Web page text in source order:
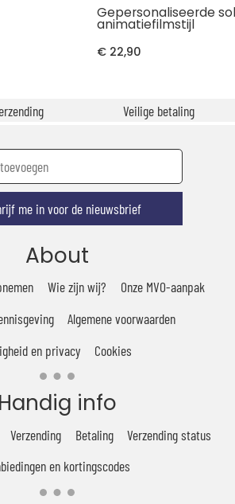
Gepersonaliseerde
animatiefilmstijl
€ 22,90
Veilige betaling
me in voor de nieuwsbrief
About
Wie zijn wij?
Onze MVO-aanpak
Algemene voorwaarden
en privacy
Cookies
Handig info
Verzending Betaling
Verzending status
en kortingscodes